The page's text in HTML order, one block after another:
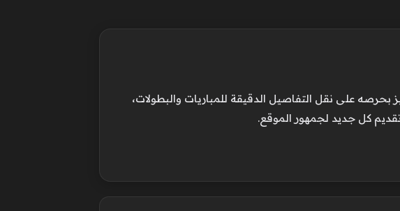
على نقل التفاصيل الدقيقة للمباريات والبطولات،
كل جديد لجمهور الموقع.